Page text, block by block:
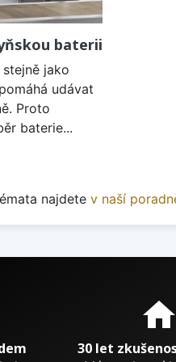
baterii
jako
udávat
Proto
baterie...
najdete v naší
nás?
30 let